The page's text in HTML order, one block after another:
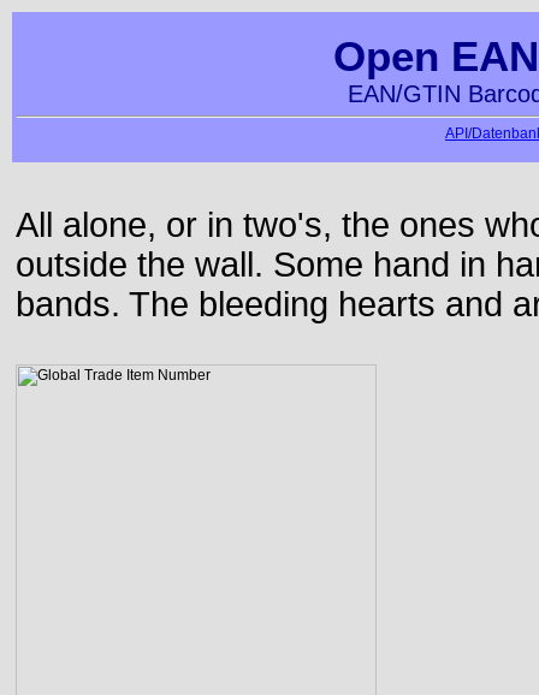
Open
EAN/GTIN
API/
All alone, or in two's, the ones
outside the wall. Some hand in
bands. The bleeding hearts and